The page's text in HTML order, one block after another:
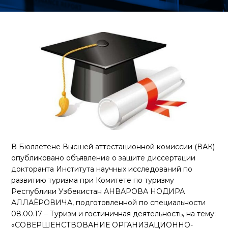
В Бюллетене Высшей аттестационной комиссии (ВАК)
опубликовано объявление о защите диссертации
докторанта Института научных исследований по
развитию туризма при Комитете по туризму
Республики Узбекистан АНВАРОВА НОДИРА
АЛЛАЁРОВИЧА, подготовленной по специальности
08.00.17 – Туризм и гостиничная деятельность, на тему:
«СОВЕРШЕНСТВОВАНИЕ ОРГАНИЗАЦИОННО-